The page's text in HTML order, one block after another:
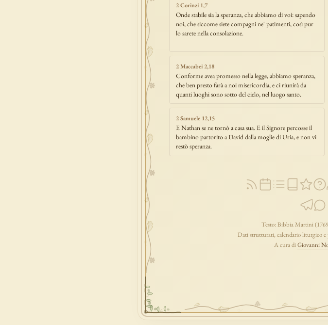
2 Corinzi 1,7
Onde stabile sia la speranza, che abbiamo di voi: sapendo
noi, che siccome siete compagni ne' patimenti, così pur
lo sarete nella consolazione.
2 Maccabei 2,18
Conforme avea promesso nella legge, abbiamo speranza,
che ben presto farà a noi misericordia, e ci riunirà da
quanti luoghi sono sotto del cielo, nel luogo santo.
2 Samuele 12,15
E Nathan se ne tornò a casa sua. E il Signore percosse il
bambino partorito a David dalla moglie di Uria, e non vi
restò speranza.
Testo: Bibbia Martini
Dati strutturati, calendario liturgico
A cura diGiovanni